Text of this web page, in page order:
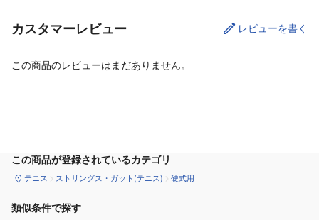
カスタマーレビュー レビューを書く
この商品のレビューはまだありません。
この商品が登録されているカテゴリ
テニス ストリングス・ガット(テニス) 硬式用
類似条件で探す